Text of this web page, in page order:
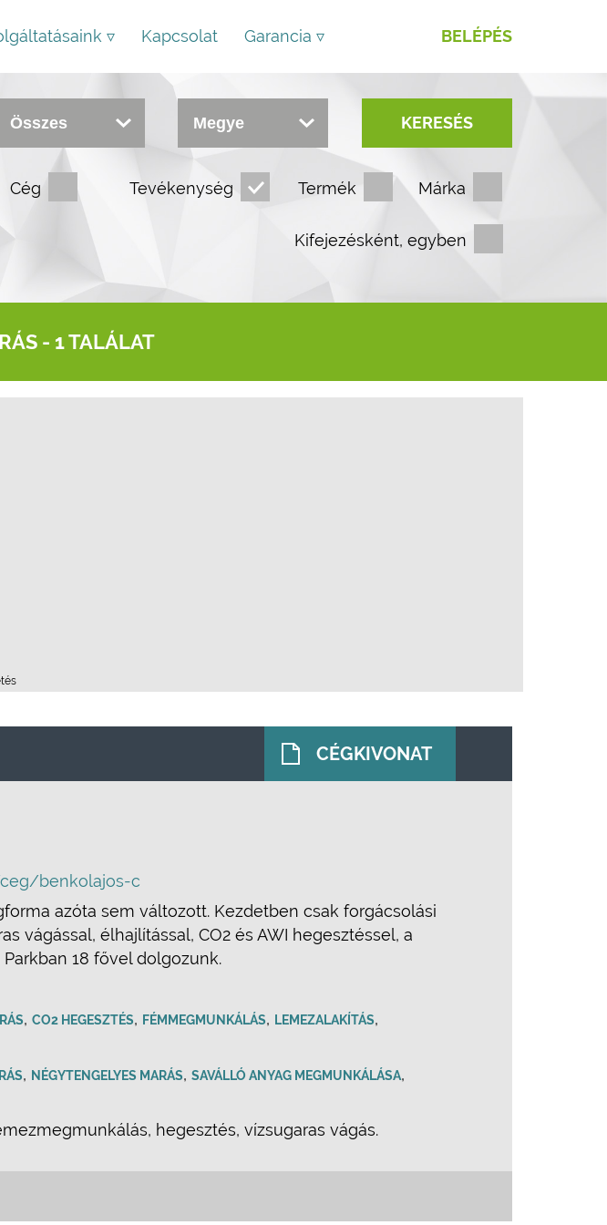
▿ Kapcsolat Garancia ▿ BELÉPÉS
KERESÉS
Cég Tevékenység Termék Márka
Kifejezésként, egyben
- 1 TALÁLAT
CÉGKIVONAT
benkolajos-c
azóta sem változott. Kezdetben csak forgácsolási
vágással, élhajlítással, CO2 és AWI hegesztéssel, a
18 fővel dolgozunk.
, CO2 HEGESZTÉS, FÉMMEGMUNKÁLÁS, LEMEZALAKÍTÁS,
, NÉGYTENGELYES MARÁS, SAVÁLLÓ ANYAG MEGMUNKÁLÁSA,
hegesztés, vízsugaras vágás.